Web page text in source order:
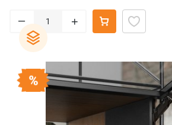
– +